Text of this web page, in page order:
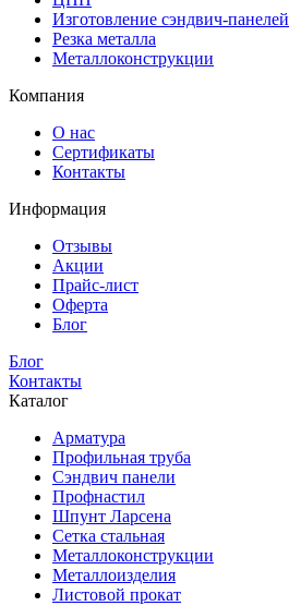
Изготовление сэндвич-панелей
Резка металла
Металлоконструкции
Компания
О нас
Сертификаты
Контакты
Информация
Отзывы
Акции
Прайс-лист
Оферта
Блог
Блог
Контакты
Каталог
Арматура
Профильная труба
Сэндвич панели
Профнастил
Шпунт Ларсена
Сетка стальная
Металлоконструкции
Металлоизделия
Листовой прокат